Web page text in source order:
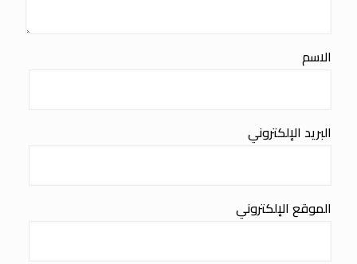
الاسم
البريد الإلكتروني
الموقع الإلكتروني